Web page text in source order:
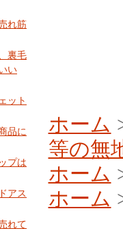
れ筋
裏毛
い
ット
品に
プは
アス
れて
ホーム
等の無
ホーム
ホーム